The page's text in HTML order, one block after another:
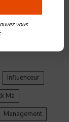
Crypto Yuan
Influenceur
Ma
Management
vous